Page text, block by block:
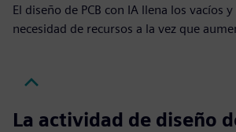
El diseño de PCB con IA llena los vacíos
necesidad de recursos a la vez que
La actividad de diseño